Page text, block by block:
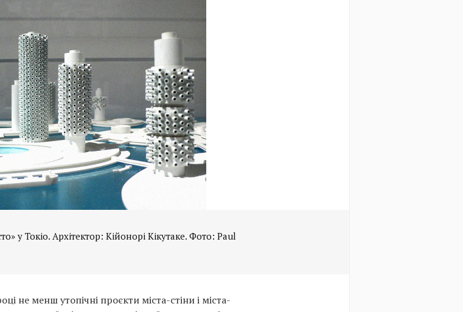
у Токіо. Архітектор: Кійонорі Кікутаке. Фото: Paul
не менш утопічні проєкти міста-стіни і міста-